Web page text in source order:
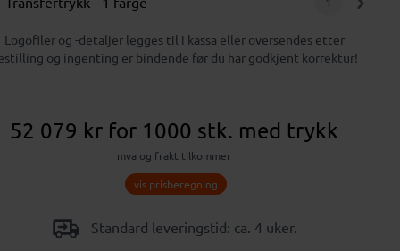
Logofiler og -detaljer legges til i kassa eller oversendes etter
og ingenting er bindende før du har godkjent korrektur!
52 079 kr for 1000 stk. med trykk
mva og frakt tilkommer
vis prisberegning
Standard leveringstid: ca. 4 uker.